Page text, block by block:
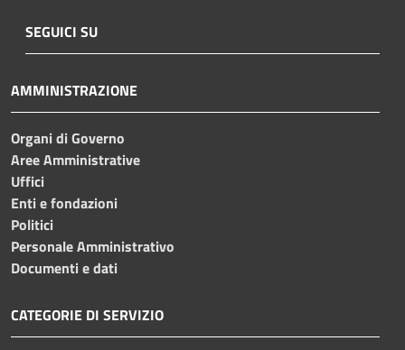
SEGUICI SU
AMMINISTRAZIONE
Organi di Governo
Aree Amministrative
Uffici
Enti e fondazioni
Politici
Personale Amministrativo
Documenti e dati
CATEGORIE DI SERVIZIO